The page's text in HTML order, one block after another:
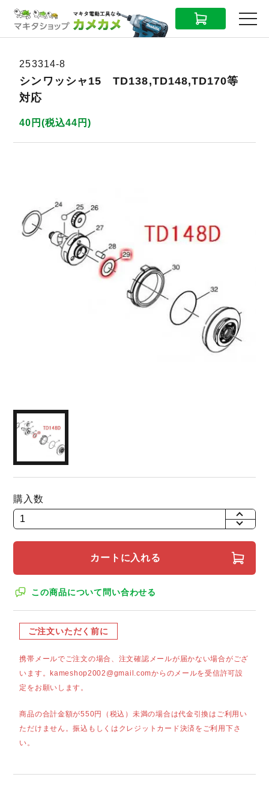
CART MENU
253314-8
シンワッシャ15 TD138,TD148,TD170等
対応
40円(税込44円)
購入数
+
カートに入れる
この商品について問い合わせる
ご注文いただく前に
携帯メールでご注文の場合、注文確認メールが届かない場合がござ
います。kameshop2002@gmail.comからのメールを受信許可設
定をお願いします。
商品の合計金額が550円（税込）未満の場合は代金引換はご利用い
ただけません。振込もしくはクレジットカード決済をご利用下さ
い。